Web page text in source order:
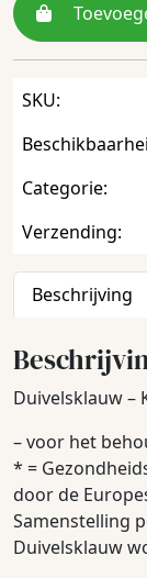
SKU:
Categorie:
Verzending:
Beschrijving
Duivelsklauw –
– voor het
* =
door de
Samenstelling
Duivelsklauw